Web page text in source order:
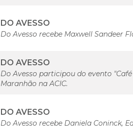
DO AVESSO
Do Avesso recebe Maxwell Sandeer
DO AVESSO
Do Avesso participou do evento
Maranhão na ACIC.
DO AVESSO
Do Avesso recebe Daniela Coninck,